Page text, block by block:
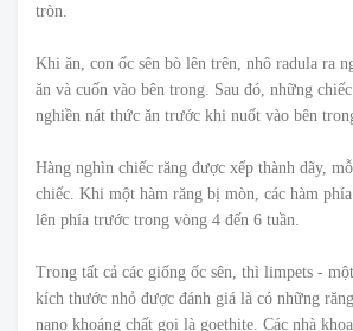
tròn.
Khi ăn, con ốc sên bò lên trên, nhô radula ra
ăn và cuốn vào bên trong. Sau đó, những
nghiền nát thức ăn trước khi nuốt vào bên
Hàng nghìn chiếc răng được xếp thành dãy,
chiếc. Khi một hàm răng bị mòn, các hàm phía
lên phía trước trong vòng 4 đến 6 tuần.
Trong tất cả các giống ốc sên, thì limpets -
kích thước nhỏ được đánh giá là có những
nano khoáng chất gọi là goethite. Các nhà